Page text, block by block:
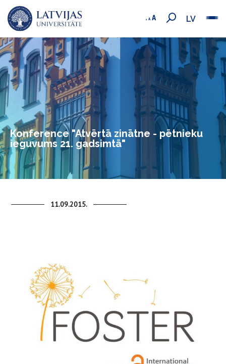
LV
Konference "Atvērtā zinātne - pētnieku
ieguvums 21. gadsimtā"
11.09.2015.